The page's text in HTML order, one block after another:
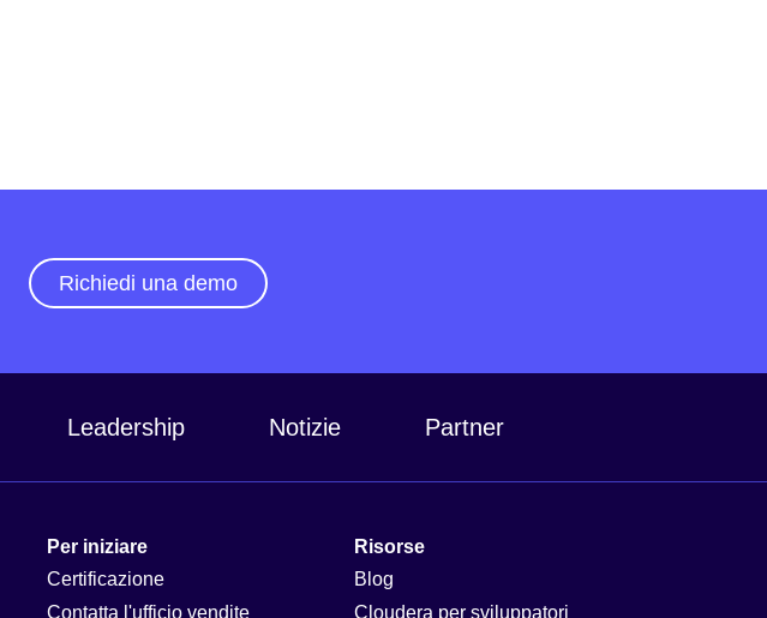
Richiedi una demo
Leadership Notizie Partner
Per iniziare
Certificazione
Contatta l'ufficio vendite
Risorse
Blog
Cloudera per sviluppatori